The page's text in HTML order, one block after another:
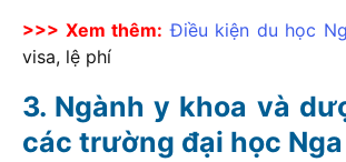
>>> Xem thêm: Điều kiện du học
visa, lệ phí
Ngành y khoa và
các trường đại học Nga